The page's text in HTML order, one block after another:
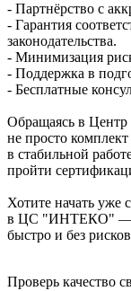
- Партнёрство с
- Гарантия
законодательства.
- Минимизация
- Поддержка в
- Бесплатные
Обращаясь в
не просто
в стабильной
пройти
Хотите начать уже
в ЦС "ИНТЕКО" —
быстро и без
Проверь качество